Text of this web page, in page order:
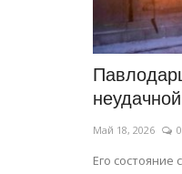
Май 18, 2026 0
Его состояние